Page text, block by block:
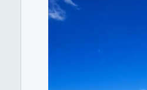
Illustrationer